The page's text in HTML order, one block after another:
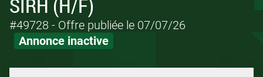
#49728 - Offre publiée le 07/07/26
Annonce inactive